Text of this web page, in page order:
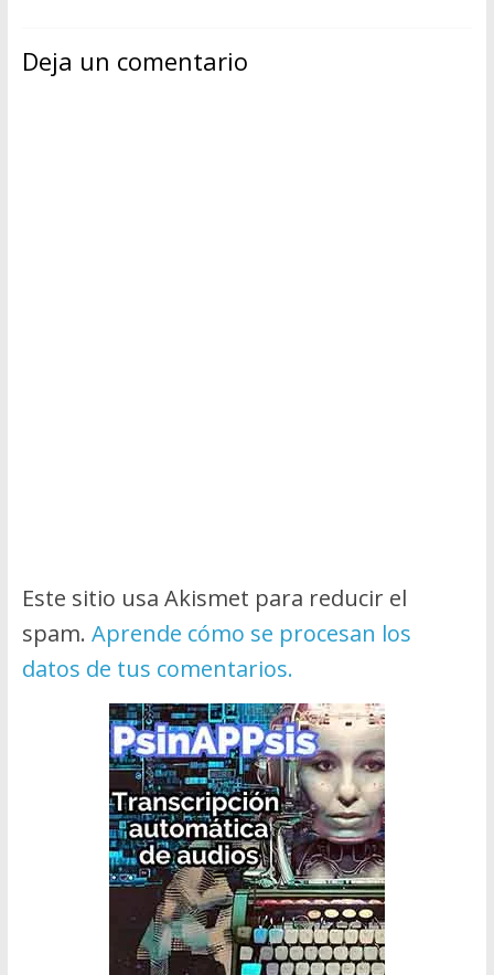
Deja un comentario
Este sitio usa Akismet para reducir el
spam. Aprende cómo se procesan los
datos de tus comentarios.